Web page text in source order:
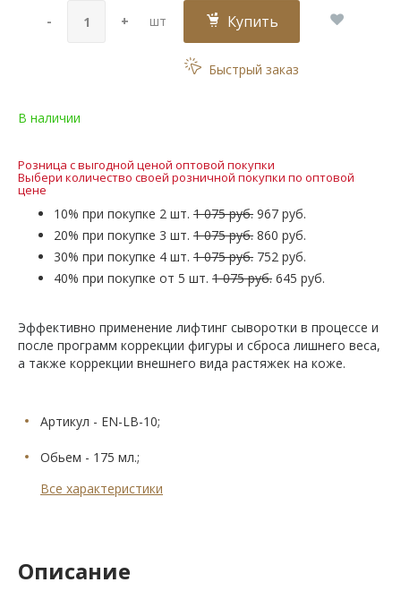
- + шт Купить
Быстрый заказ
В наличии
Розница с выгодной ценой оптовой покупки
Выбери количество своей розничной покупки по оптовой
цене
10% при покупке 2 шт. 1 075 руб. 967 руб.
20% при покупке 3 шт. 1 075 руб. 860 руб.
30% при покупке 4 шт. 1 075 руб. 752 руб.
40% при покупке от 5 шт. 1 075 руб. 645 руб.
Эффективно применение лифтинг сыворотки в процессе и
после программ коррекции фигуры и сброса лишнего веса,
а также коррекции внешнего вида растяжек на коже.
Артикул - EN-LB-10;
Обьем - 175 мл.;
Все характеристики
Описание